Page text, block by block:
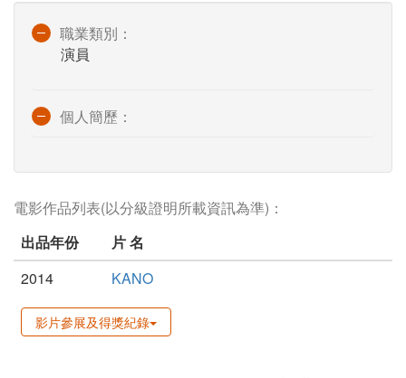
職業類別：
演員
個人簡歷：
電影作品列表(以分級證明所載資訊為準)：
出品年份
片 名
2014
KANO
影片參展及得獎紀錄